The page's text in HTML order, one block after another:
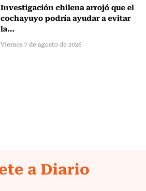
Investigación chilena arrojó que el
cochayuyo podría ayudar a evitar
la...
Viernes 7 de agosto de 2026